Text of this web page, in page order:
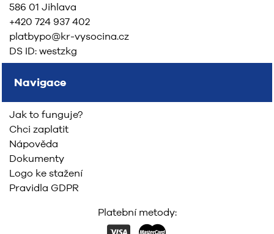
586 01 Jihlava
+420 724 937 402
platbypo@kr-vysocina.cz
DS ID: westzkg
Navigace
Jak to funguje?
Chci zaplatit
Nápověda
Dokumenty
Logo ke stažení
Pravidla GDPR
Platební metody: